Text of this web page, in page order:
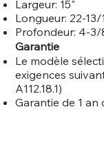
Largeur: 15"
Longueur: 22-13/
Profondeur: 4-3/
Garantie
Le modèle
exigences
A112.18.1)
Garantie de 1